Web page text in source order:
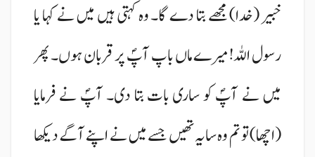
خبیر (خدا) مجھے بتا دے گا۔ وہ کہتی ہیں میں نے کہا یا
رسول اللہ! میرے ماں باپ آپؐ پر قربان ہوں۔ پھر
میں نے آپؐ کو ساری بات بتا دی۔ آپؐ نے فرمایا
(اچھا) تو تم وہ سایہ تھیں جسے میں نے اپنے آگے دیکھا